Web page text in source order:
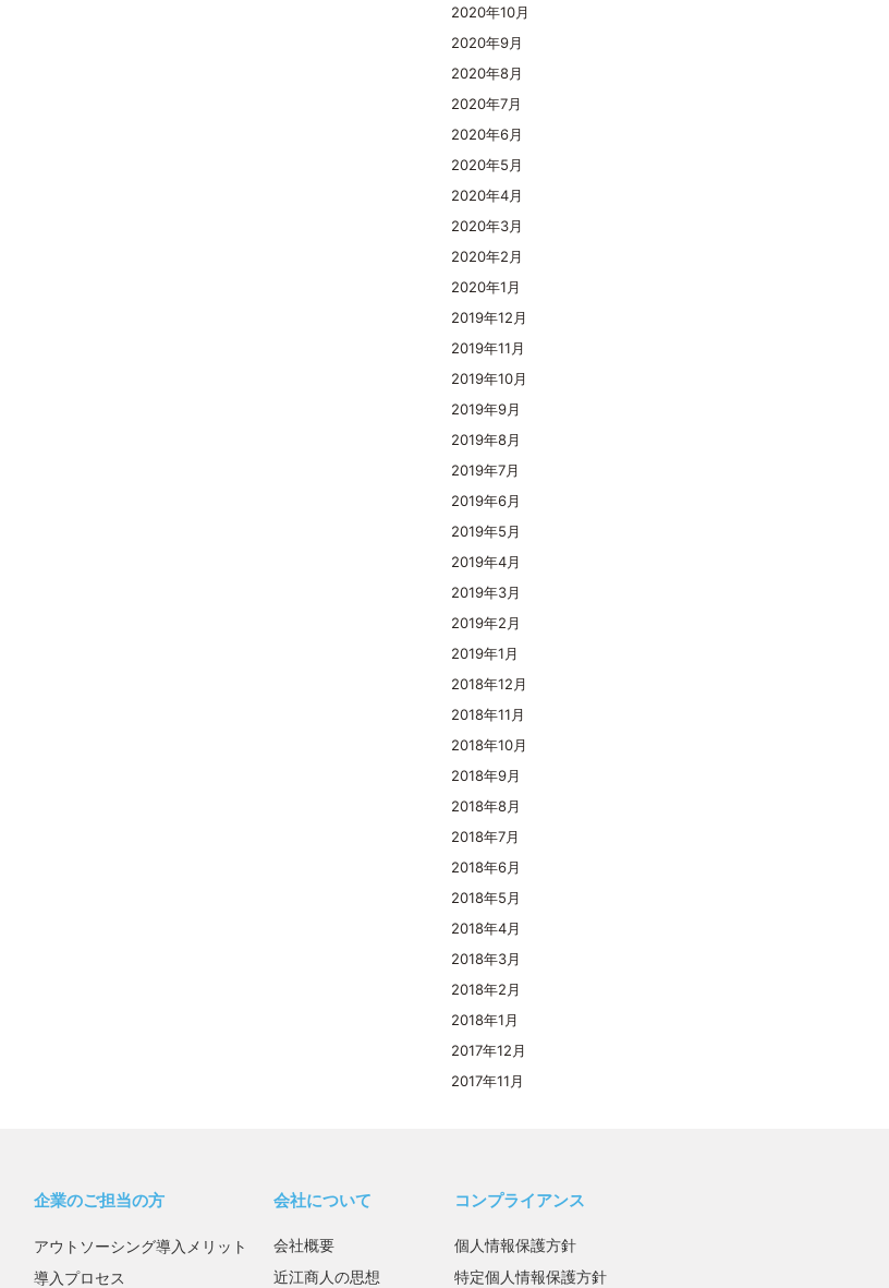
2020年10月
2020年9月
2020年8月
2020年7月
2020年6月
2020年5月
2020年4月
2020年3月
2020年2月
2020年1月
2019年12月
2019年11月
2019年10月
2019年9月
2019年8月
2019年7月
2019年6月
2019年5月
2019年4月
2019年3月
2019年2月
2019年1月
2018年12月
2018年11月
2018年10月
2018年9月
2018年8月
2018年7月
2018年6月
2018年5月
2018年4月
2018年3月
2018年2月
2018年1月
2017年12月
2017年11月
企業のご担当の方
アウトソーシング導入メリット
導入プロセス
会社について
会社概要
近江商人の思想
コンプライアンス
個人情報保護方針
特定個人情報保護方針